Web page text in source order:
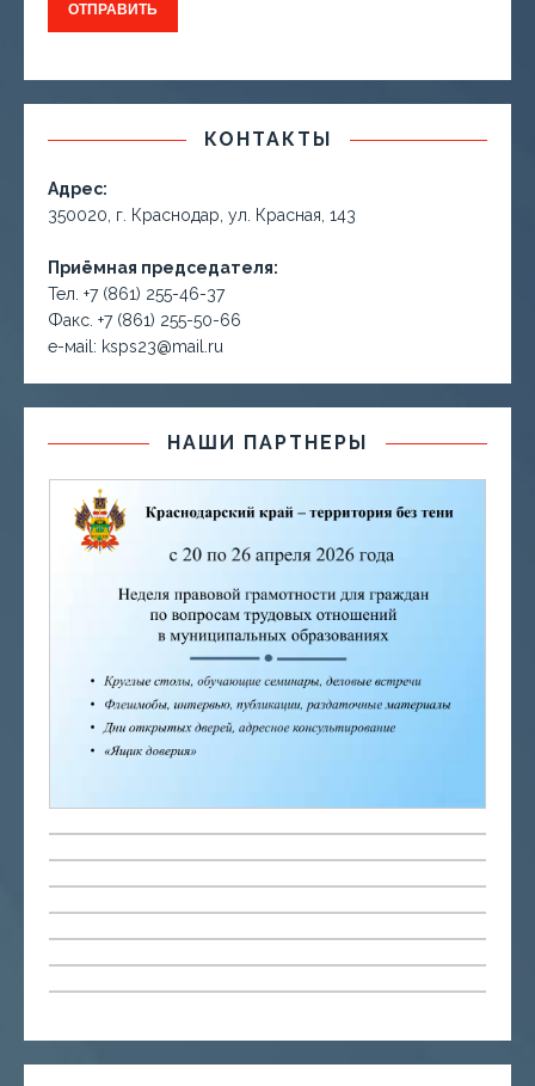
КОНТАКТЫ
Адрес:
350020, г. Краснодар, ул. Красная, 143
Приёмная председателя:
Тел. +7 (861) 255-46-37
Факс. +7 (861) 255-50-66
е-маil: ksps23@mail.ru
НАШИ ПАРТНЕРЫ